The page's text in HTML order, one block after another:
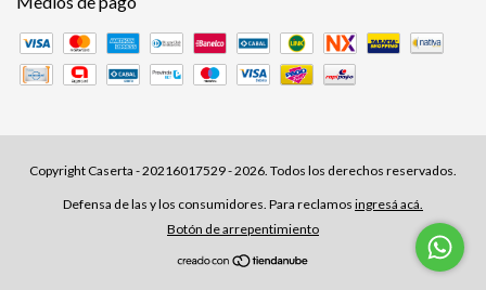
Copyright Caserta - 20216017529 - 2026. Todos los derechos reservados.
Defensa de las y los consumidores. Para reclamos ingresá acá.
Botón de arrepentimiento